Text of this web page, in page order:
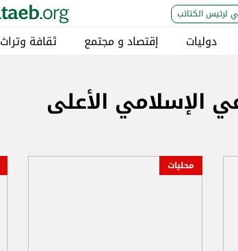
لرئيس الكتائب
دوليات إقتصاد و مجتمع ثقافة وتراث
الإسلامي الأعلى
محليات